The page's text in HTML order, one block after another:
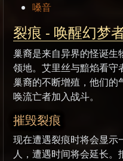
嗓音
裂痕 - 唤醒幻梦
巢裔是来自异界的怪诞生
领地。艾里丝与黯焰看守
巢裔的不断增殖，他们的
唤流亡者加入战斗。
摧毁裂痕
现在遭遇裂痕时将会显示
人，遭遇时间将会延长